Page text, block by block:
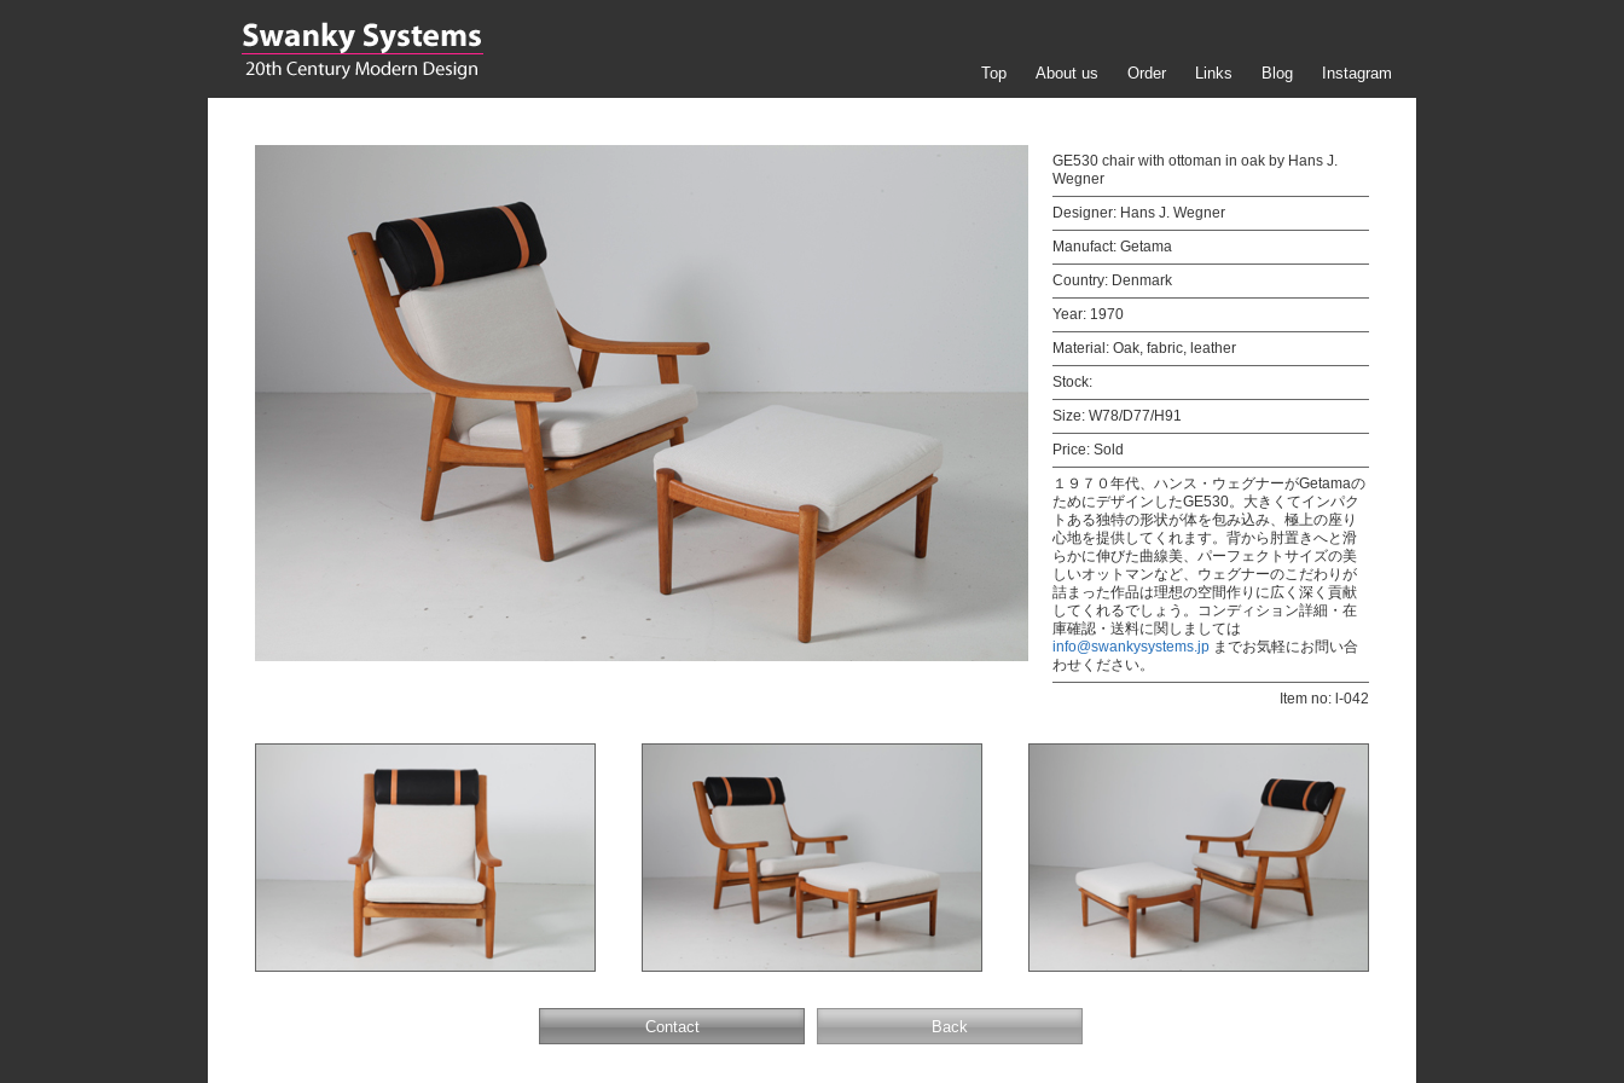
Top About us Order Links Blog Instagram
GE530 chair with ottoman in oak by Hans J.
Wegner
Designer: Hans J. Wegner
Manufact: Getama
Country: Denmark
Year: 1970
Material: Oak, fabric, leather
Stock:
Size: W78/D77/H91
Price: Sold
１９７０年代、ハンス・ウェグナーがGetamaの
ためにデザインしたGE530。大きくてインパク
トある独特の形状が体を包み込み、極上の座り
心地を提供してくれます。背から肘置きへと滑
らかに伸びた曲線美、パーフェクトサイズの美
しいオットマンなど、ウェグナーのこだわりが
詰まった作品は理想の空間作りに広く深く貢献
してくれるでしょう。コンディション詳細・在
庫確認・送料に関しましては
info@swankysystems.jp までお気軽にお問い合
わせください。
Item no: l-042
Contact Back